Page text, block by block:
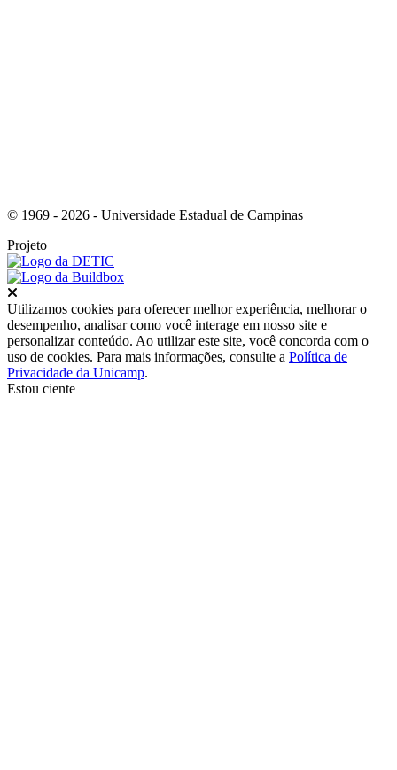
© 1969 - 2026 - Universidade Estadual de Campinas
Projeto
Utilizamos cookies para oferecer melhor experiência, melhorar o
desempenho, analisar como você interage em nosso site e
personalizar conteúdo. Ao utilizar este site, você concorda com o
uso de cookies. Para mais informações, consulte a Política de
Privacidade da Unicamp.
Estou ciente